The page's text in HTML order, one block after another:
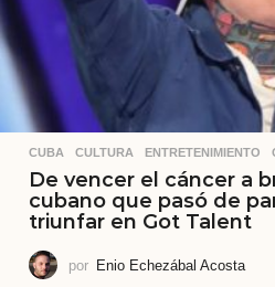
CUBA ,CULTURA ,ENTRETENIMIENTO ,
De vencer el cáncer a
cubano que pasó de
triunfar en Got Talent
por Enio Echezábal Acosta